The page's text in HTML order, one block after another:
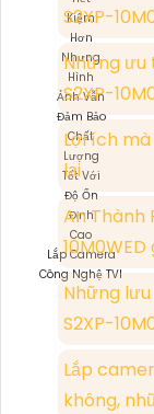
Lắp Camera
Công Nghệ TVI
S2XP-
Những ưu
S2XP-
Lợi ích
lại
An Thành
Những
S2XP-
Lắp
không,